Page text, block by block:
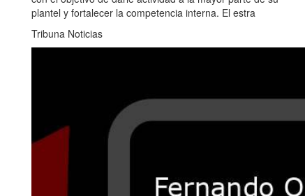
plantel y fortalecer la competencia interna. El estra
Tribuna Noticias